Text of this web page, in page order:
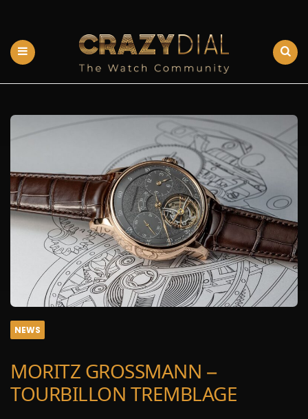
NEWS
MORITZ GROSSMANN –
TOURBILLON TREMBLAGE